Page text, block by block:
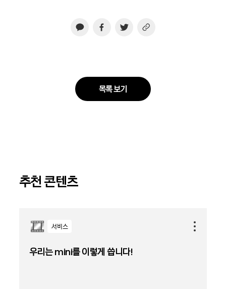
목록 보기
추천 콘텐츠
서비스
우리는 mini를 이렇게 씁니다!